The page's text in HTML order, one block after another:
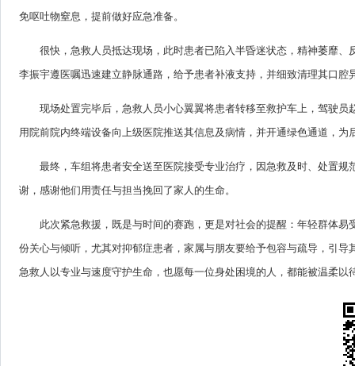
免呕吐物窒息，提前做好应急准备。
很快，急救人员抵达现场，此时患者已陷入半昏迷状态，精神萎靡
李振宇遵医嘱迅速建立静脉通路，给予患者补液支持，并细致清理其口
现场处置完毕后，急救人员小心翼翼将患者转移至救护车上，驾驶
用院前院内终端设备向上级医院推送其信息及病情，并开通绿色通道，为
最终，车组将患者安全送至医院接受专业治疗，因急救及时、处置
谢，感谢他们用责任与担当挽回了家人的生命。
此次紧急救援，既是与时间的赛跑，更是对社会的提醒：年轻群体
份关心与倾听，尤其对抑郁症患者，家属与朋友要给予包容与疏导，引
急救人以专业与速度守护生命，也愿每一位身处困境的人，都能被温柔以